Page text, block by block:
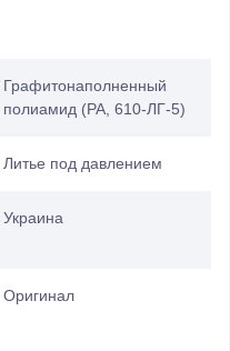
Графитонаполненный
полиамид (PA, 610-ЛГ-5)
Литье под давлением
Украина
Оригинал